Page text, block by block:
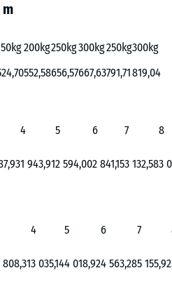
200kg250kg300kg250kg300kg
552,58656,57667,63791,71819,04
4 5 6 7
8
1 943,912 594,002 841,153 132,583
4 5 6 7
808,313 035,144 018,924 563,285 155,92